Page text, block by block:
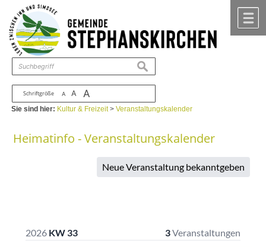
Zum Inhalt ,zur Navigation
Schriftgröße A A A
suchen
Sie sind hier: Kultur & Freizeit>Veranstaltungskalender
Heimatinfo - Veranstaltungskalender